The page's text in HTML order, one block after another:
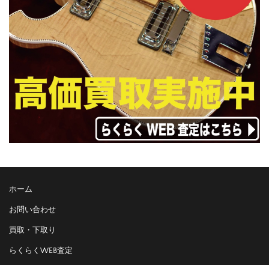
ホーム
お問い合わせ
買取・下取り
らくらくWEB査定